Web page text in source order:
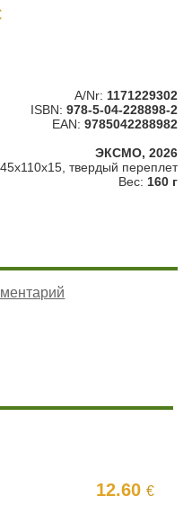
A/Nr: 1171229302
ISBN: 978-5-04-228898-2
EAN: 9785042288982
ЭКСМО, 2026
твердый переплет
Вес: 160 г
12.60€